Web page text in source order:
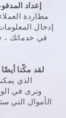
إعداد
مطاردة
إدخال
في خدماتك ،
لقد مكّنا
الأموال